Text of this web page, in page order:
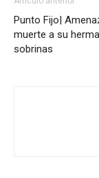
Punto Fijo|
muerte a su
sobrinas